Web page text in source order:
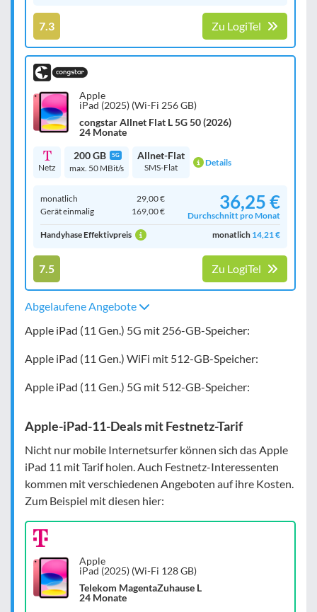
7.3 Zu LogiTel
Apple
iPad (2025) (Wi-Fi 256 GB)
congstar Allnet Flat L 5G 50 (2026)
24 Monate
Netz
200 GB 5G
max. 50 MBit/s
Allnet-Flat
SMS-Flat Details
monatlich
29,00 €
Gerät einmalig
169,00 € 36,25 €
Durchschnitt pro Monat
Handyhase Effektivpreis
monatlich 14,21 €
7.5 Zu LogiTel
Abgelaufene Angebote
Apple iPad (11 Gen.) 5G mit 256-GB-Speicher:
Apple iPad (11 Gen.) WiFi mit 512-GB-Speicher:
Apple iPad (11 Gen.) 5G mit 512-GB-Speicher:
Apple-iPad-11-Deals mit Festnetz-Tarif
Nicht nur mobile Internetsurfer können sich das Apple
iPad 11 mit Tarif holen. Auch Festnetz-Interessenten
kommen mit verschiedenen Angeboten auf ihre Kosten.
Zum Beispiel mit diesen hier:
Apple
iPad (2025) (Wi-Fi 128 GB)
Telekom MagentaZuhause L
24 Monate